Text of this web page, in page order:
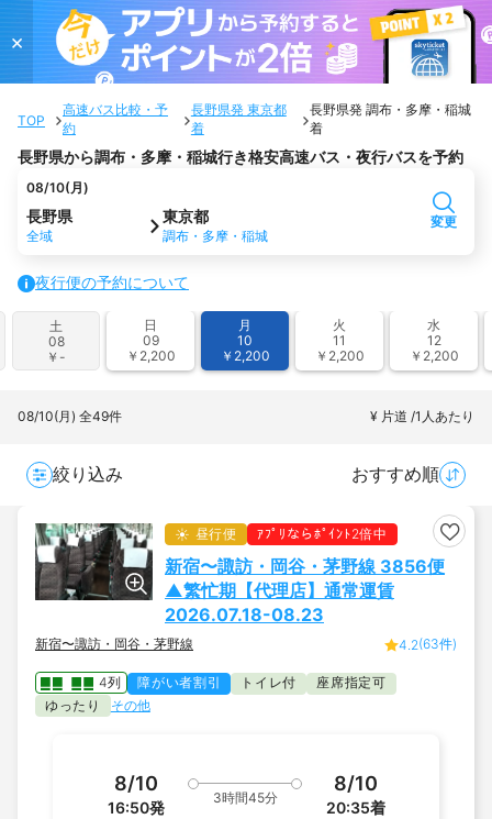
×
TOP
高速バス比較・予
約
長野県発 東京都
着
長野県発 調布・多摩・稲城
着
長野県から調布・多摩・稲城行き格安高速バス・夜行バスを予約
08/10(月)
長野県
全域
東京都
調布・多摩・稲城
変更
夜行便の予約について
土
08
￥-
日
09
￥2,200
月
10
￥2,200
火
11
￥2,200
水
12
￥2,200
08/10(月) 全49件 ¥ 片道 /1人あたり
絞り込み おすすめ順
昼行便 ｱﾌﾟﾘならﾎﾟｲﾝﾄ2倍中
新宿〜諏訪・岡谷・茅野線 3856便
▲繁忙期【代理店】通常運賃
2026.07.18-08.23
新宿〜諏訪・岡谷・茅野線 4.2(63件)
4列 障がい者割引 トイレ付
座席指定可
ゆったり
その他
8/10
16:50発
3時間45分
8/10
20:35着